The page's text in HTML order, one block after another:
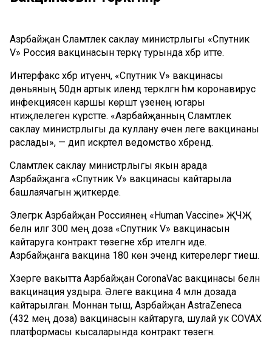
Азәрбайҗан Сәламәтлек саклау министрлыгы «Спутник
V» Россия вакцинасын теркәү турында хәбәр итте.
Интерфакс хәбәр итүенчә, «Спутник V» вакцинасы
дөньяның 50дән артык илендә теркәлгән һәм коронавирус
инфекциясенә каршы көрәштә үзенең югары
нәтиҗәлелеген күрсәтте. «Азәрбайҗанның Сәламәтлек
саклау министрлыгы да куллану өчен әлеге вакцинаны
раслады», — дип искәртелә ведомство хәбәрендә.
Сәламәтлек саклау министрлыгы якын арада
Азәрбайҗанга «Спутник V» вакцинасы кайтарыла
башлаячагын җиткерде.
Элегрәк Азәрбайҗан Россиянең «Human Vaccine» ҖЧҖ
белән илгә 300 мең доза «Спутник V» вакцинасын
кайтаруга контракт төзегәне хәбәр ителгән иде.
Азәрбайҗанга вакцина 180 көн эчендә китерелергә тиеш.
Хәзерге вакытта Азәрбайҗан CoronaVac вакцинасы белән
вакцинация уздыра. Әлеге вакцина 4 млн дозада
кайтарылган. Моннан тыш, Азәрбайҗан AstraZeneca
(432 мең доза) вакцинасын кайтаруга, шулай ук COVAX
платформасы кысаларында контракт төзегән.